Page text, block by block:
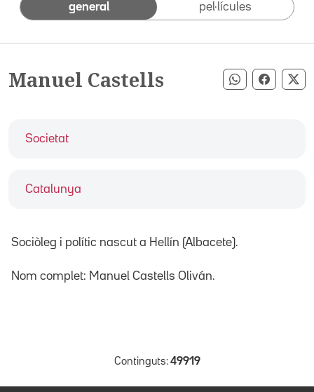
general pel·lícules
Manuel Castells Compartir
Societat
Catalunya
Sociòleg i polític nascut a Hellín (Albacete).
Nom complet: Manuel Castells Oliván.
Continguts: 49919